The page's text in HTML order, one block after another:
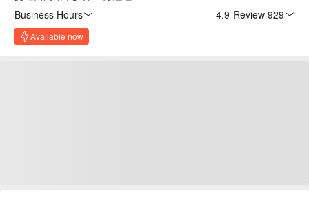
Business Hours
4.9 Review 929
Available now